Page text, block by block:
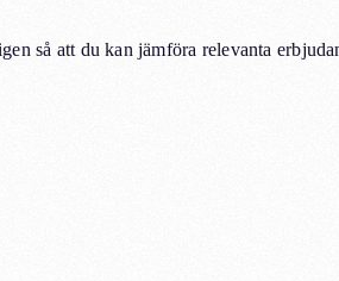
så att du kan jämföra relevanta